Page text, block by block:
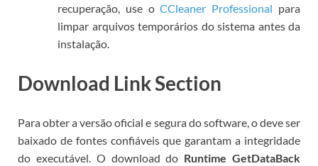
recuperação, use oCCleaner Professional para
limpar arquivos temporários do sistema antes da
instalação.
Download Link Section
Para obter a versão oficial e segura do software, odeve ser
baixado de fontes confiáveis que garantam a integridade
do executável. O download do Runtime GetDataBack